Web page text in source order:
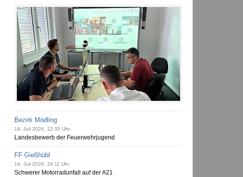
Bezirk Mödling
18. Juli 2026, 12:35 Uhr
Landesbewerb der Feuerwehrjugend
FF Gießhübl
14. Juli 2026, 18:11 Uhr
Schwerer Motorradunfall auf der A21